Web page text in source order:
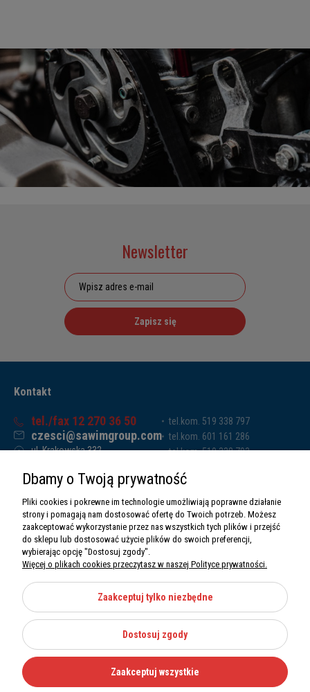
Newsletter
Zapisz się
Kontakt
tel./fax 12 270 36 50
czesci@sawimgroup.com
ul. Krakowska 332,
Sawim Group Mariusz Zdyb sp. k.
NIP: 5130284470
REGON: 5246591010
tel.kom. 519 338 797
tel.kom. 601 161 286
tel.kom. 519 338 793
O nas
Informacje
Moje konto
Kategorie
Dbamy o Twoją prywatność
Pliki cookies i pokrewne im technologie umożliwiają poprawne działanie
strony i pomagają nam dostosować ofertę do Twoich potrzeb. Możesz
zaakceptować wykorzystanie przez nas wszystkich tych plików i przejść
do sklepu lub dostosować użycie plików do swoich preferencji,
wybierając opcję "Dostosuj zgody".
Więcej o plikach cookies przeczytasz w naszej Polityce prywatności.
Zaakceptuj tylko niezbędne
Dostosuj zgody
Zaakceptuj wszystkie